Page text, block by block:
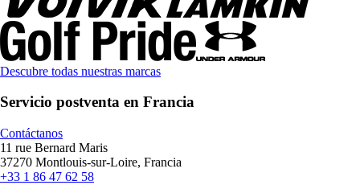
Descubre todas nuestras marcas
Servicio postventa en Francia
Contáctanos
11 rue Bernard Maris
37270 Montlouis-sur-Loire, Francia
+33 1 86 47 62 58